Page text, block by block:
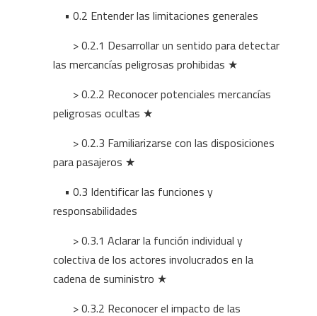
• 0.2 Entender las limitaciones generales
> 0.2.1 Desarrollar un sentido para detectar
las mercancías peligrosas prohibidas ★
> 0.2.2 Reconocer potenciales mercancías
peligrosas ocultas ★
> 0.2.3 Familiarizarse con las disposiciones
para pasajeros ★
• 0.3 Identificar las funciones y
responsabilidades
> 0.3.1 Aclarar la función individual y
colectiva de los actores involucrados en la
cadena de suministro ★
> 0.3.2 Reconocer el impacto de las